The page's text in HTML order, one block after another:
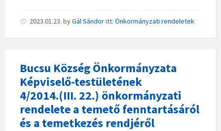
2023.01.23. byGál Sándoritt: Önkormányzati rendeletek
Bucsu Község Önkormányzata
Képviselő-testületének
4/2014.(III. 22.) önkormányzati
rendelete a temető fenntartásáról
és a temetkezés rendjéről